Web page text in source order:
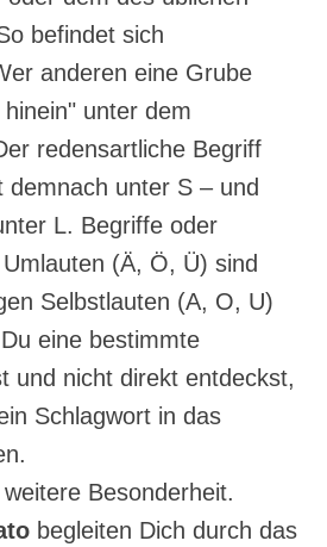
befindet sich
anderen eine Grube
unter dem
redensartliche Begriff
demnach unter S – und
L. Begriffe oder
(Ä, Ö, Ü) sind
Selbstlauten (A, O, U)
eine bestimmte
und nicht direkt entdeckst,
Schlagwort in das
Besonderheit.
begleiten Dich durch das